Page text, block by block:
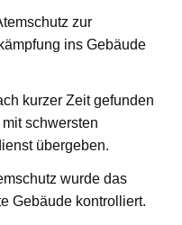
zur
ins Gebäude
kurzer Zeit gefunden
schwersten
übergeben.
wurde das
Gebäude kontrolliert.